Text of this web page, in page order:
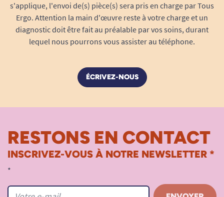
s'applique, l'envoi de(s) pièce(s) sera pris en charge par Tous
Ergo. Attention la main d'œuvre reste à votre charge et un
diagnostic doit être fait au préalable par vos soins, durant
lequel nous pourrons vous assister au téléphone.
ÉCRIVEZ-NOUS
RESTONS EN CONTACT
INSCRIVEZ-VOUS À NOTRE NEWSLETTER *
*